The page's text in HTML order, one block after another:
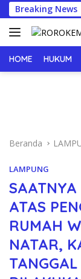
Langsung
ke
konten
Breaking News
HOME HUKUM
Beranda
LAMPUNG
ATAS
RUMAH
NATAR,